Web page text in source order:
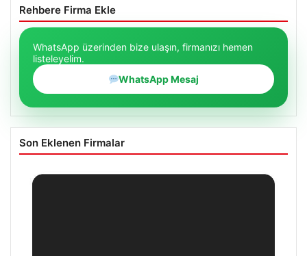
Rehbere Firma Ekle
WhatsApp üzerinden bize ulaşın, firmanızı hemen
listeleyelim.
WhatsApp Mesaj
Son Eklenen Firmalar